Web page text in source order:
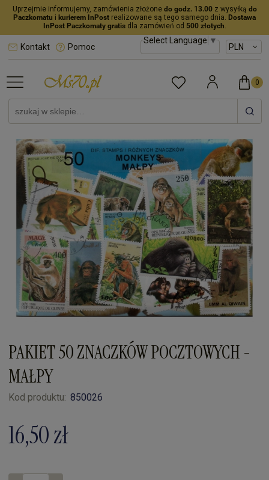
Uprzejmie informujemy, zamówienia złożone do godz. 13.00z wysyłką do
Paczkomatu i kurierem InPost realizowane są tego samego dnia. Dostawa
InPost Paczkomaty gratisdla zamówień od 500 złotych.
Select Language▼
Kontakt Pomoc
PAKIET 50 ZNACZKÓW POCZTOWYCH -
MAŁPY
Kod produktu: 850026
16,50 zł